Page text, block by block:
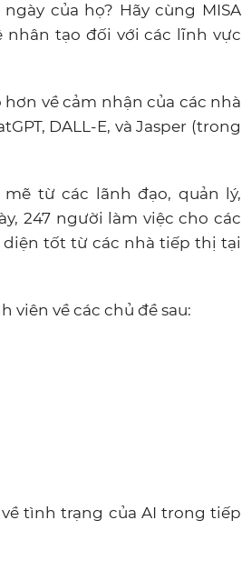
của họ? Hãy cùng MISA
nhân tạo đối với các lĩnh vực
về cảm nhận của các nhà
DALL-E, và Jasper (trong
từ các lãnh đạo, quản lý,
247 người làm việc cho các
tốt từ các nhà tiếp thị tại
viên về các chủ đề sau:
tình trạng của AI trong tiếp